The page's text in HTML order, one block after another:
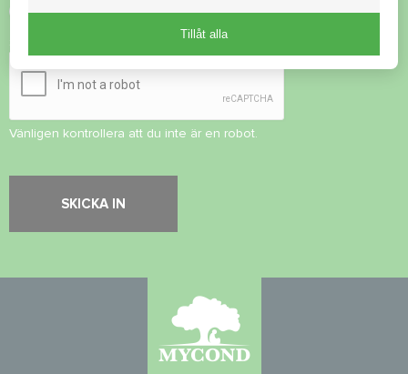
Accepteraintegritetspolicy
Vänligen kontrollera att du inte är en robot.
Tillåt alla